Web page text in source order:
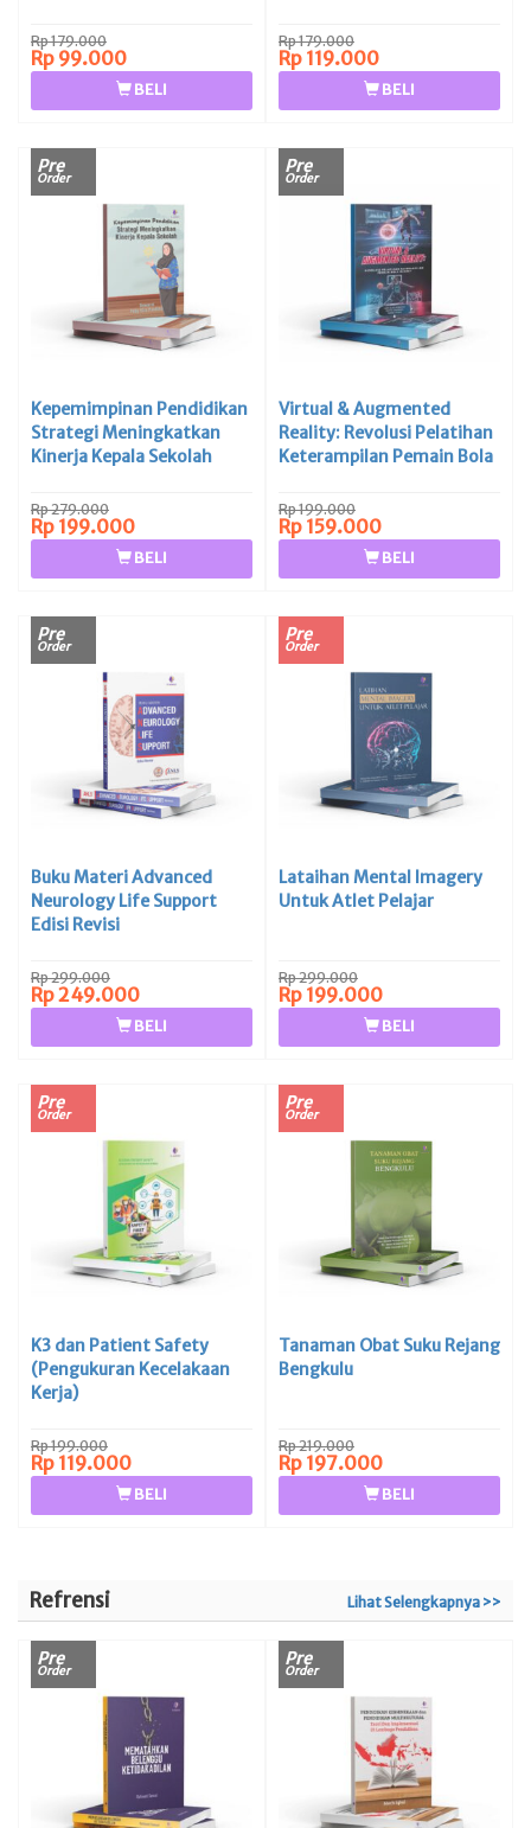
Rp 179.000
Rp 99.000
BELI
Inklusi
Rp 179.000
Rp 119.000
BELI
Pre
Order
Kepemimpinan Pendidikan
Strategi Meningkatkan
Kinerja Kepala Sekolah
Rp 279.000
Rp 199.000
BELI
Pre
Order
Virtual & Augmented
Reality: Revolusi Pelatihan
Keterampilan Pemain Bola
Rp 199.000
Rp 159.000
BELI
Pre
Order
Buku Materi Advanced
Neurology Life Support
Edisi Revisi
Rp 299.000
Rp 249.000
BELI
Pre
Order
Lataihan Mental Imagery
Untuk Atlet Pelajar
Rp 299.000
Rp 199.000
BELI
Pre
Order
K3 dan Patient Safety
(Pengukuran Kecelakaan
Kerja)
Rp 199.000
Rp 119.000
BELI
Pre
Order
Tanaman Obat Suku Rejang
Bengkulu
Rp 219.000
Rp 197.000
BELI
Refrensi Lihat Selengkapnya >>
Pre
Order
Pre
Order